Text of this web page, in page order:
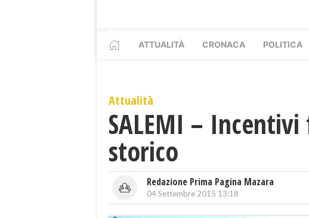
ATTUALITÀ CRONACA POLITICA
Attualità
SALEMI –
storico
Redazione Prima Pagina Mazara
04 Settembre 2015 13:18